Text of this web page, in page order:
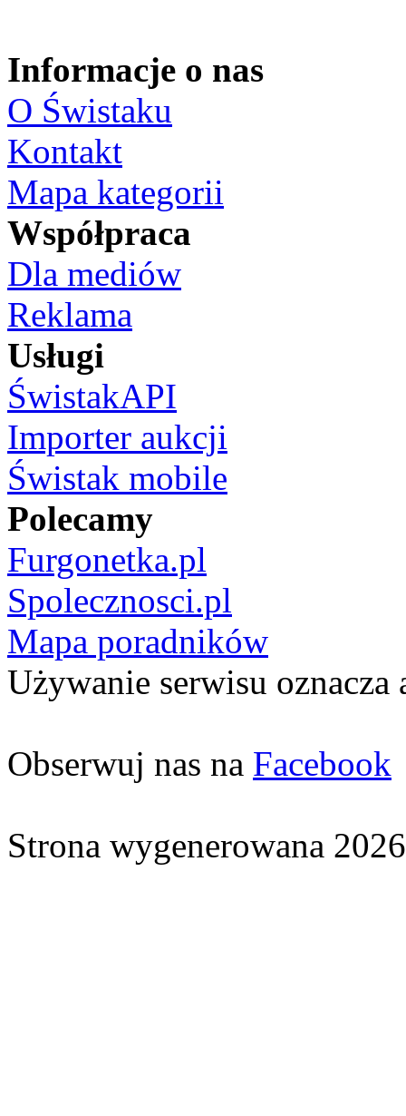
Informacje o nas
O Świstaku
Kontakt
Mapa kategorii
Współpraca
Dla mediów
Reklama
Usługi
ŚwistakAPI
Importer aukcji
Świstak mobile
Polecamy
Furgonetka.pl
Spolecznosci.pl
Mapa poradników
Używanie serwisu oznacza
Obserwuj nas na Facebook
Strona wygenerowana